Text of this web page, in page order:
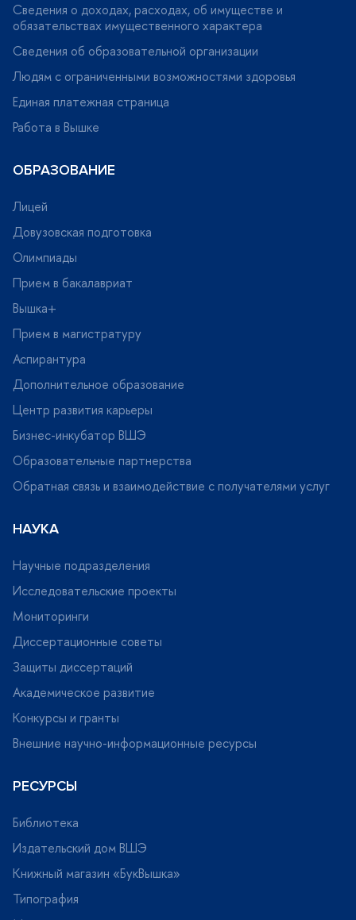
Сведения о доходах, расходах, об имуществе и
обязательствах имущественного характера
Сведения об образовательной организации
Людям с ограниченными возможностями здоровья
Единая платежная страница
Работа в Вышке
ОБРАЗОВАНИЕ
Лицей
Довузовская подготовка
Олимпиады
Прием в бакалавриат
ышка+
Прием в магистратуру
Аспирантура
Дополнительное образование
Центр развития карьеры
Бизнес-инкубатор ВШЭ
Образовательные партнерства
Обратная связь и взаимодействие с получателями услу
НАУКА
Научные подразделения
Исследовательские проекты
Мониторинги
Диссертационные советы
Защиты диссертаций
Академическое развитие
Конкурсы и гранты
нешние научно-информационные ресурсы
РЕСУРСЫ
Библиотека
Издательский дом ВШЭ
Книжный магазин «БукВышка»
Типография